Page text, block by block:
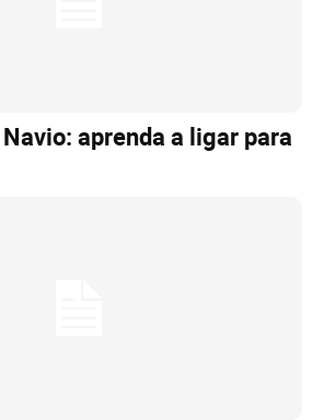
Navio: aprenda a ligar para